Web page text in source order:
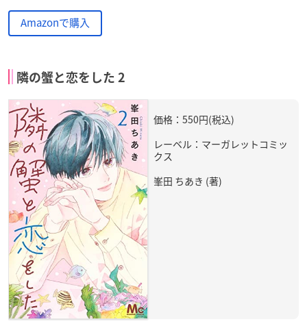
Amazonで購入
隣の蟹と恋をした 2
価格：550円(税込)
レーベル：マーガレットコミッ
クス
峯田 ちあき (著)